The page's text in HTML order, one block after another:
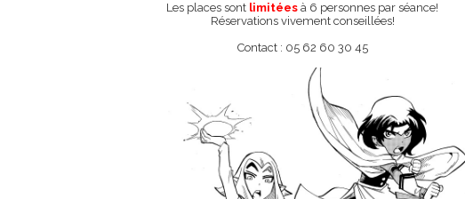
Les places sont limitées à 6 personnes par séance!
Réservations vivement conseillées!
Contact : 05 62 60 30 45